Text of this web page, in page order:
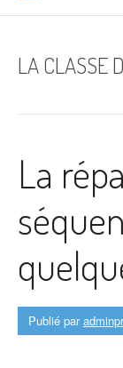
LA CLASSE
La
Publié par